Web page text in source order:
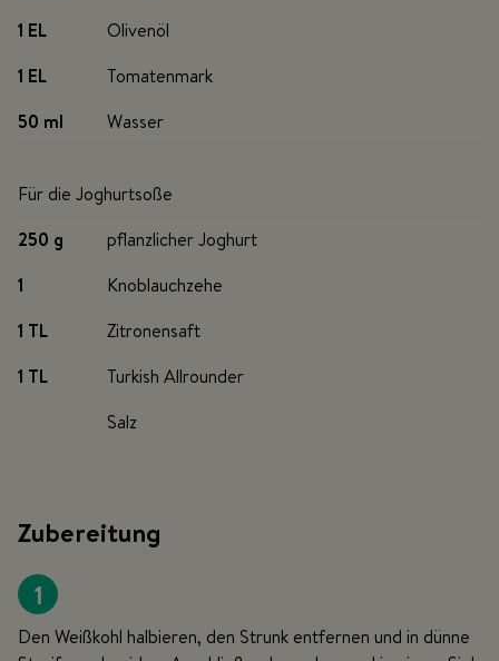
1 EL
Olivenöl
1 EL
Tomatenmark
50 ml
Wasser
Für die Joghurtsoße
250 g
pflanzlicher Joghurt
1
Knoblauchzehe
1 TL
Zitronensaft
1 TL
Turkish Allrounder
Salz
Zubereitung
1
Den Weißkohl halbieren, den Strunk entfernen und in dünne